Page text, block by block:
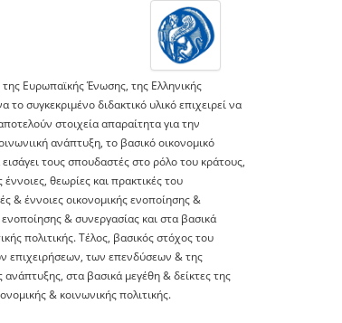
της Ευρωπαϊκής Ένωσης, της Ελληνικής
το συγκεκριμένο διδακτικό υλικό επιχειρεί να
στοιχεία απαραίτητα για την
ανάπτυξη, το βασικό οικονομικό
τους σπουδαστές στο ρόλο του κράτους,
θεωρίες και πρακτικές του
& έννοιες οικονομικής ενοποίησης &
& συνεργασίας και στα βασικά
πολιτικής. Τέλος, βασικός στόχος του
επιχειρήσεων, των επενδύσεων & της
στα βασικά μεγέθη & δείκτες της
& κοινωνικής πολιτικής.